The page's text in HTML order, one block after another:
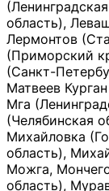
область),
Лермонтов
(Приморский
(Санкт-
Матвеев
Мга
(Челябинская
Михайловка
область),
Можга,
область),